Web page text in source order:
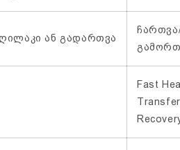
ან გადართვა
Fast